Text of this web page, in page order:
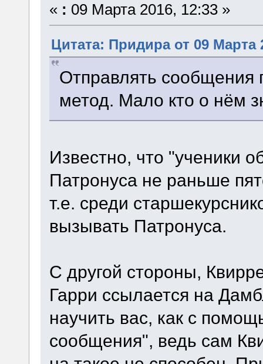
« : 09 Марта 2016, 12:33 »
Цитата: Придира от 09 Марта
Отправлять сообщения
метод. Мало кто о нём
Известно, что "ученики
Патронуса не раньше
т.е. среди
вызывать Патронуса.
С другой стороны,
Гарри ссылается на
научить вас, как с
сообщения", ведь сам